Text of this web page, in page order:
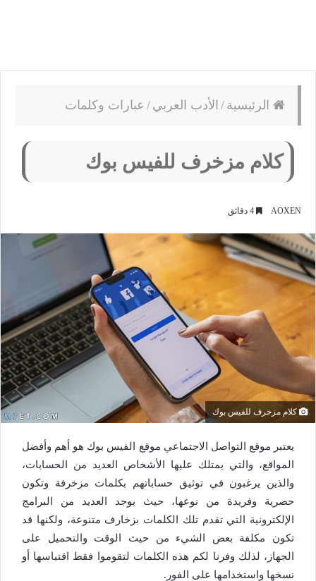
الرئيسية / الأدب العربي / عبارات وكلمات
كلام مزخرف للفيس بوك
AOXEN
كلام مزخرف للفيس بوك
يعتبر موقع التواصل الاجتماعي موقع الفيس بوك هو أهم وأفضل
المواقع، والتي يمتلك عليها الأشخاص العديد من الحسابات،
والذين يرغبون في توثيق حساباتهم بكلمات مزخرفة وتكون
حصرية وفريدة من نوعها، حيث يوجد العديد من البرامج
الإلكترونية التي تقدم تلك الكلمات بزخارف متنوعة، ولكنها قد
تكون مكلفة بعض الشيء من حيث الوقت والتحميل على
الجهاز، لذلك وفرنا لكم هذه الكلمات لتقوموا فقط اقتباسها أو
نسخها واستخدامها على الفور.